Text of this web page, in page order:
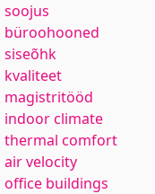
soojus
büroohooned
siseõhk
kvaliteet
magistritööd
indoor climate
thermal comfort
air velocity
office buildings